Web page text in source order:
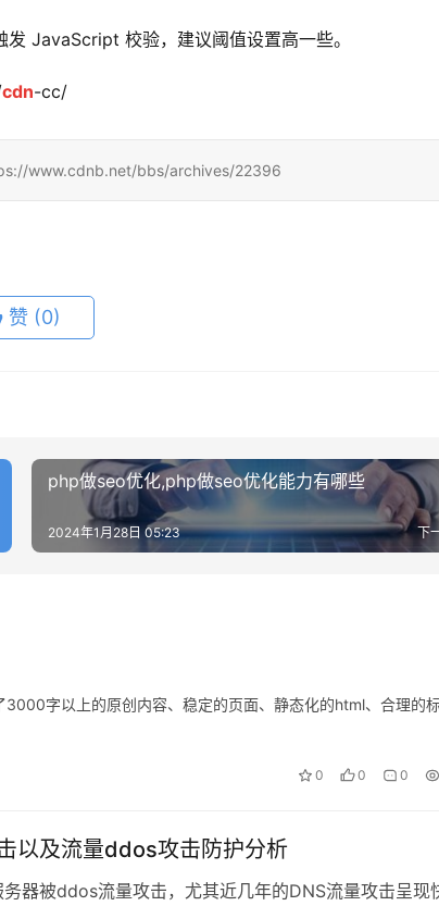
JavaScript 校验，建议阈值设置高一些。
cdn-cc/
www.cdnb.net/bbs/archives/22396
赞 (0)
php做seo优化,php做seo优化能力有哪些
下
2024年1月28日 05:23
字以上的原创内容、稳定的页面、静态化的html、合理的
0 0 0
以及流量ddos攻击防护分析
务器被ddos流量攻击，尤其近几年的DNS流量攻击呈现